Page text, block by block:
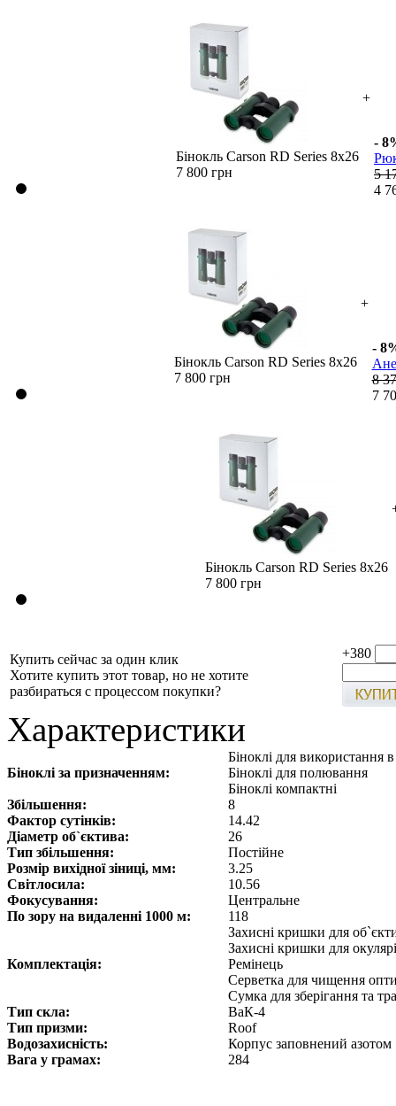
Бінокль Carson RD Series 8x26
7 800 грн
+
-
5
4
Бінокль Carson RD Series 8x26
7 800 грн
+
-
8
7
Бінокль Carson RD Series 8x26
7 800 грн
Купить сейчас за один клик
Хотите купить этот товар, но не хотите
разбираться с процессом покупки?
+380
Характеристики
Біноклі за призначенням:
Біноклі для використання
Біноклі для полювання
Біноклі компактні
Збільшення:
8
Фактор сутінків:
14.42
Діаметр об`єктива:
26
Тип збільшення:
Постійне
Розмір вихідної зіниці, мм:
3.25
Світлосила:
10.56
Фокусування:
Центральне
По зору на видаленні 1000 м:
118
Комплектація:
Захисні кришки для
Захисні кришки для
Ремінець
Серветка для чищення
Сумка для зберігання та
Тип скла:
ВаК-4
Тип призми:
Roof
Водозахисність:
Корпус заповнений азотом
Вага у грамах:
284